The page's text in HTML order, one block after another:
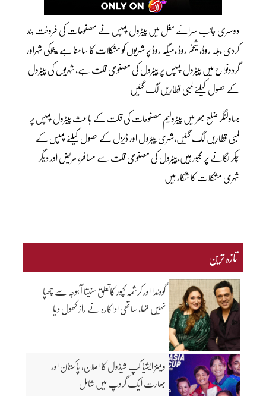
دوسری جانب سرائے مغل میں پیٹرول پمپس نے مصنوعات کی فروخت بند
کردی ،ہلہ روڈ، شیخم روڈ ،میگہ روڈ پر شہریوں کو مشکلات کا سامنا ہے ،پتوکی شہراور
گردونوا ح میں پیٹرول پمپس پر پیٹرول کی مصنوعی قلت ہے، شہریوں کی پیٹرول
کے حصول کیلئے لمبی قطاریں لگ گئیں ۔
بہاولنگر ضلع بھر میں پیٹرولیم مصنوعات کی قلت کے باعث پیٹرول پمپس پر
لمبی قطاریں لگ گئیں،شہری پیٹرول اور ڈیزل کے حصول کیلئے پمپس کے
چکر لگانے پر مجبور ہیں،پیٹرول کی مصنوعی قلت سے مسافر، مریض اور دیگر
شہری مشکلات کا شکار ہیں ۔
تازہ ترین
گووندا اور کرشمہ کپور کاتعلق سنیتا آہوجہ سے چھپا
نہیں تھا، ساتھی اداکارہ نے راز کھول دیا
ویمنز ایشیا کپ شیڈول کا اعلان، پاکستان اور
بھارت ایک گروپ میں شامل